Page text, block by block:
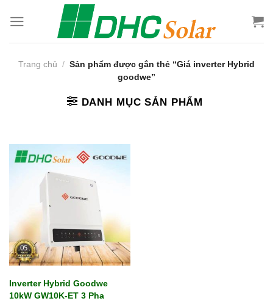
qua
nội
Trang chủ / Sản phẩm được gắn thẻ “Giá inverter Hybrid
goodwe”
DANH MỤC SẢN PHẨM
Inverter Hybrid Goodwe
10kW GW10K-ET 3 Pha